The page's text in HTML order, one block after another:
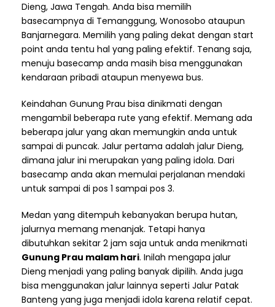
Dieng, Jawa Tengah. Anda bisa memilih
basecampnya di Temanggung, Wonosobo ataupun
Banjarnegara. Memilih yang paling dekat dengan start
point anda tentu hal yang paling efektif. Tenang saja,
menuju basecamp anda masih bisa menggunakan
kendaraan pribadi ataupun menyewa bus.
Keindahan Gunung Prau bisa dinikmati dengan
mengambil beberapa rute yang efektif. Memang ada
beberapa jalur yang akan memungkin anda untuk
sampai di puncak. Jalur pertama adalah jalur Dieng,
dimana jalur ini merupakan yang paling idola. Dari
basecamp anda akan memulai perjalanan mendaki
untuk sampai di pos 1 sampai pos 3.
Medan yang ditempuh kebanyakan berupa hutan,
jalurnya memang menanjak. Tetapi hanya
dibutuhkan sekitar 2 jam saja untuk anda menikmati
Gunung Prau malam hari. Inilah mengapa jalur
Dieng menjadi yang paling banyak dipilih. Anda juga
bisa menggunakan jalur lainnya seperti Jalur Patak
Banteng yang juga menjadi idola karena relatif cepat.